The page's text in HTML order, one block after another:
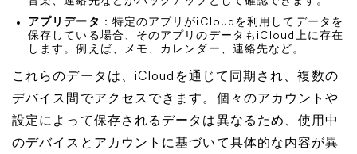
アプリデータ ：特定のアプリがiCloudを利用してデータを
保存している場合、そのアプリのデータもiCloud上に存在
します。例えば、メモ、カレンダー、連絡先など。
これらのデータは、iCloudを通じて同期され、複数の
デバイス間でアクセスできます。個々のアカウントや
設定によって保存されるデータは異なるため、使用中
のデバイスとアカウントに基づいて具体的な内容が異